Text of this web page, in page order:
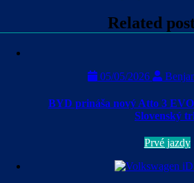
Related
05/05/2026
BYD prináša nový Atto 3
Slovenský
Prvé jazdy